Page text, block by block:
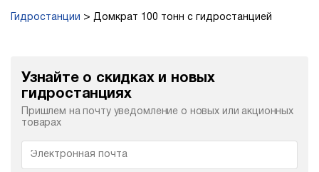
Гидростанции Домкрат 100 тонн с гидростанцией
Узнайте о скидках и новых
гидростанциях
Пришлем на почту уведомление о новых или акционных
товарах